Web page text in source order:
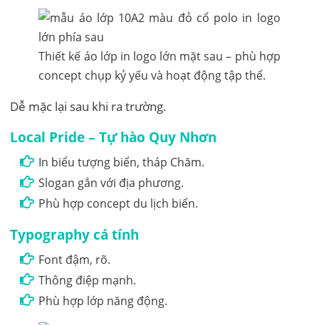
Thiết kế áo lớp in logo lớn mặt sau – phù hợp
concept chụp kỷ yếu và hoạt động tập thể.
Dễ mặc lại sau khi ra trường.
Local Pride – Tự hào Quy Nhơn
In biểu tượng biển, tháp Chăm.
Slogan gắn với địa phương.
Phù hợp concept du lịch biển.
Typography cá tính
Font đậm, rõ.
Thông điệp mạnh.
Phù hợp lớp năng động.